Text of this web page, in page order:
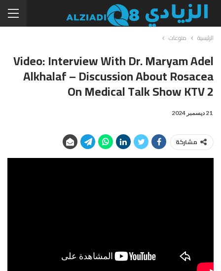
الرئيسية منوعات
Video: Interview With Dr. Maryam Adel
Alkhalaf – Discussion About Rosacea
On Medical Talk Show KTV 2
21 ديسمبر 2024
مشاركة